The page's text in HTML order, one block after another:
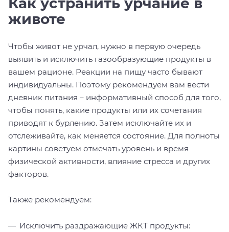
животе
Чтобы живот не урчал, нужно в первую очередь
выявить и исключить газообразующие продукты в
вашем рационе. Реакции на пищу часто бывают
индивидуальны. Поэтому рекомендуем вам вести
дневник питания – информативный способ для того,
чтобы понять, какие продукты или их сочетания
приводят к бурлению. Затем исключайте их и
отслеживайте, как меняется состояние. Для полноты
картины советуем отмечать уровень и время
физической активности, влияние стресса и других
факторов.
Также рекомендуем:
Исключить раздражающие ЖКТ продукты: